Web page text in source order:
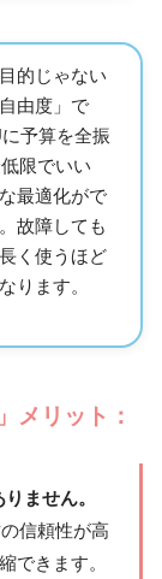
的じゃない
由度」で
予算を全振
限でいい
最適化がで
故障しても
く使うほど
ります。
メリット：
ません。
信頼性が高
できます。